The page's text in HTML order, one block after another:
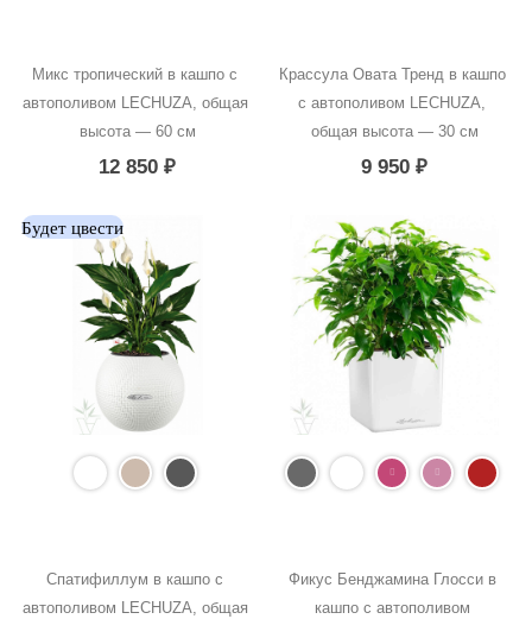
Микс тропический в кашпо с
автополивом LECHUZA, общая
высота — 60 см
12 850₽
Крассула Овата Тренд в кашпо
с автополивом LECHUZA,
общая высота — 30 см
9 950₽
Будет цвести
Спатифиллум в кашпо с
автополивом LECHUZA, общая
Фикус Бенджамина Глосси в
кашпо с автополивом